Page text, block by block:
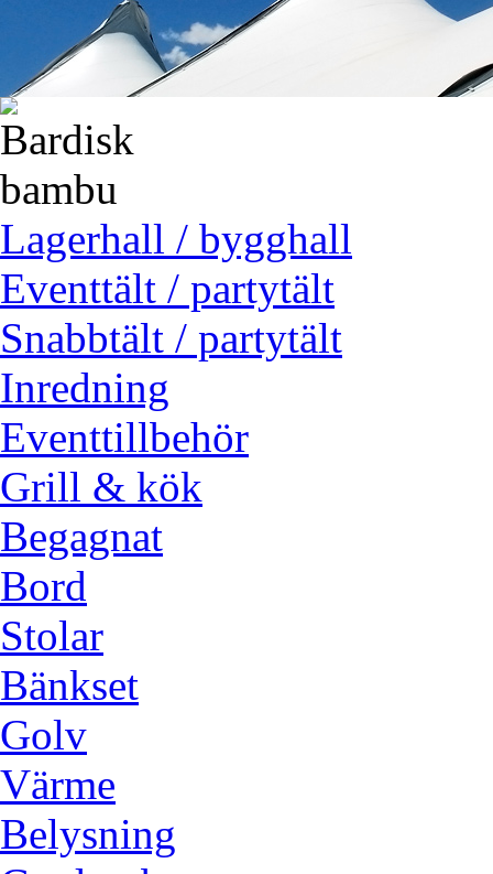
Lagerhall / bygghall
Eventtält / partytält
Snabbtält / partytält
Inredning
Eventtillbehör
Grill & kök
Begagnat
Bord
Stolar
Bänkset
Golv
Värme
Belysning